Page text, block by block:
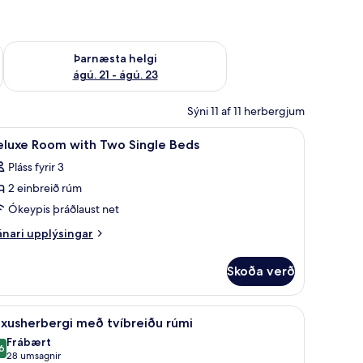
16
Þarnæsta helgi
ágú. 21 - ágú. 23
Athuga framboð þarnæstu helgi ágú. 21 - ágú. 23
Sýni 11 af 11 herbergjum
10 Room with Two Single Beds
Pláss fyrir 3
2 einbreið rúm
Ókeypis þráðlaust net
upplýsingar
Skoða verð
sængurfatnaður, rúm með memory foam dýnum
Lúxusherbergi með tvíbreiðu rúmi |
7 með tvíbreiðu rúmi
af 10
Frábært
28 umsagnir
(28